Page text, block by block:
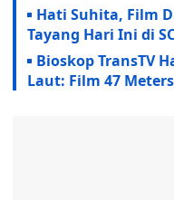
Hati Suhita, Film
Tayang Hari Ini di
Bioskop TransTV
Laut: Film 47